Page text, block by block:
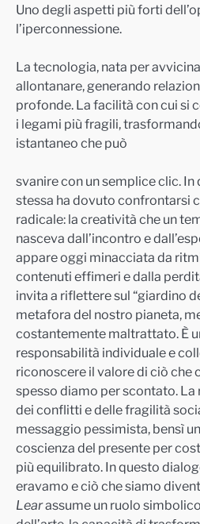
Uno degli aspetti più forti
l’iperconnessione.
La tecnologia, nata per
allontanare, generando
profonde. La facilità con cui si
i legami più fragili,
istantaneo che può
svanire con un semplice clic. In
stessa ha dovuto confrontarsi
radicale: la creatività che un
nasceva dall’incontro e
appare oggi minacciata da
contenuti effimeri e dalla
invita a riflettere sul “giardino
metafora del nostro pianeta,
costantemente maltrattato. È
responsabilità individuale e
riconoscere il valore di ciò che
spesso diamo per scontato.
dei conflitti e delle fragilità
messaggio pessimista, bensì
coscienza del presente per
più equilibrato. In questo
eravamo e ciò che siamo
Learassume un ruolo